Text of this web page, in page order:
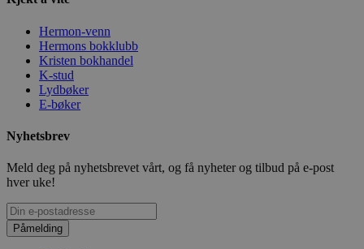
Hermon-venn
Hermons bokklubb
Kristen bokhandel
K-stud
Lydbøker
E-bøker
Nyhetsbrev
Meld deg på nyhetsbrevet vårt, og få nyheter og tilbud på e-post
hver uke!
Påmelding